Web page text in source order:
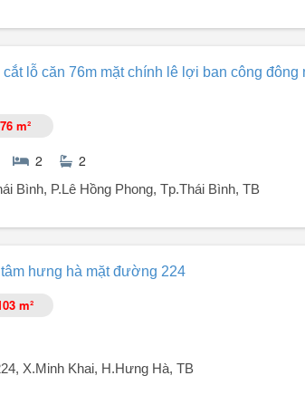
Hà, Thái Bình cũ với diện tích 100m², giá 900
lỗ căn 76m mặt chính lê lợi ban công đông
76 m²
2 2
Bình, P.Lê Hồng Phong, Tp.Thái Bình, TB
từ 3 nồi + camera AI.
hưng hà mặt đường 224
m²
X.Minh Khai, H.Hưng Hà, TB